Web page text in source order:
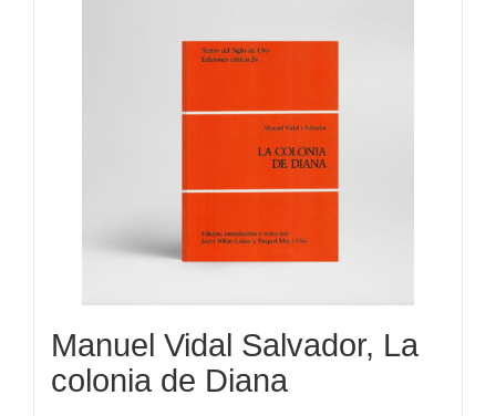
Manuel Vidal Salvador, La
colonia de Diana